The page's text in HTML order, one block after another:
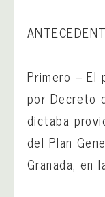
Primero – El
por Decreto
dictaba
del Plan
Granada, en